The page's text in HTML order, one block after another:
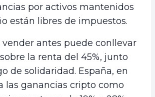
por activos mantenidos
están libres de impuestos.
antes puede conllevar
la renta del 45%, junto
de solidaridad. España, en
las ganancias cripto como